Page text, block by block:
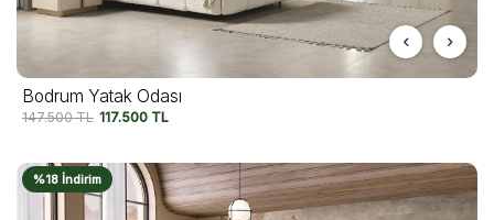
Bodrum Yatak Odası
147.500TL 117.500 TL
%18 İndirim